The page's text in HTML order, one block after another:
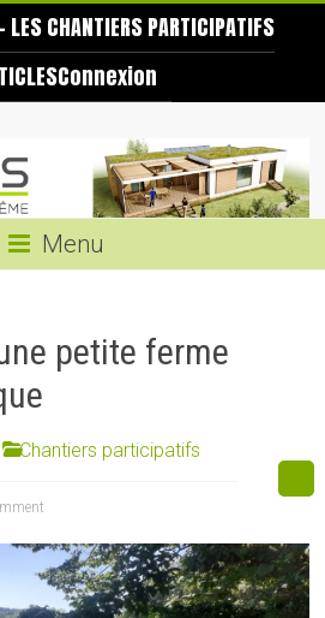
– LES CHANTIERS PARTICIPATIFS
Connexion
Menu
petite ferme
Chantiers participatifs